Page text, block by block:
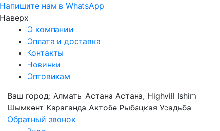
Напишите нам в WhatsApp
Наверх
О компании
Оплата и доставка
Контакты
Новинки
Оптовикам
Ваш город: Алматы Астана Астана, Highvill Ishim
Шымкент Караганда Актобе Рыбацкая Усадьба
Обратный звонок